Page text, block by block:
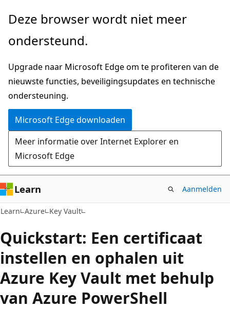
Naar
gaan
Deze browser wordt niet meer
ondersteund.
Upgrade naar Microsoft Edge om te profiteren van de
nieuwste functies, beveiligingsupdates en technische
ondersteuning.
Microsoft Edge downloaden
Meer informatie over Internet Explorer en
Microsoft Edge
Learn Aanmelden
Learn Azure Key Vault
Quickstart: Een certificaat
instellen en ophalen uit
Azure Key Vault met behulp
van Azure PowerShell